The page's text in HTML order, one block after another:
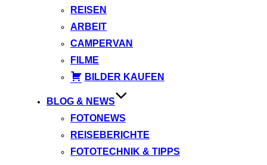
REISEN
ARBEIT
CAMPERVAN
FILME
BILDER KAUFEN
BLOG & NEWS
FOTONEWS
REISEBERICHTE
FOTOTECHNIK & TIPPS